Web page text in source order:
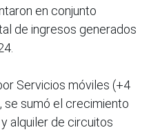
en conjunto
de ingresos generados
Servicios móviles (+4
se sumó el crecimiento
alquiler de circuitos